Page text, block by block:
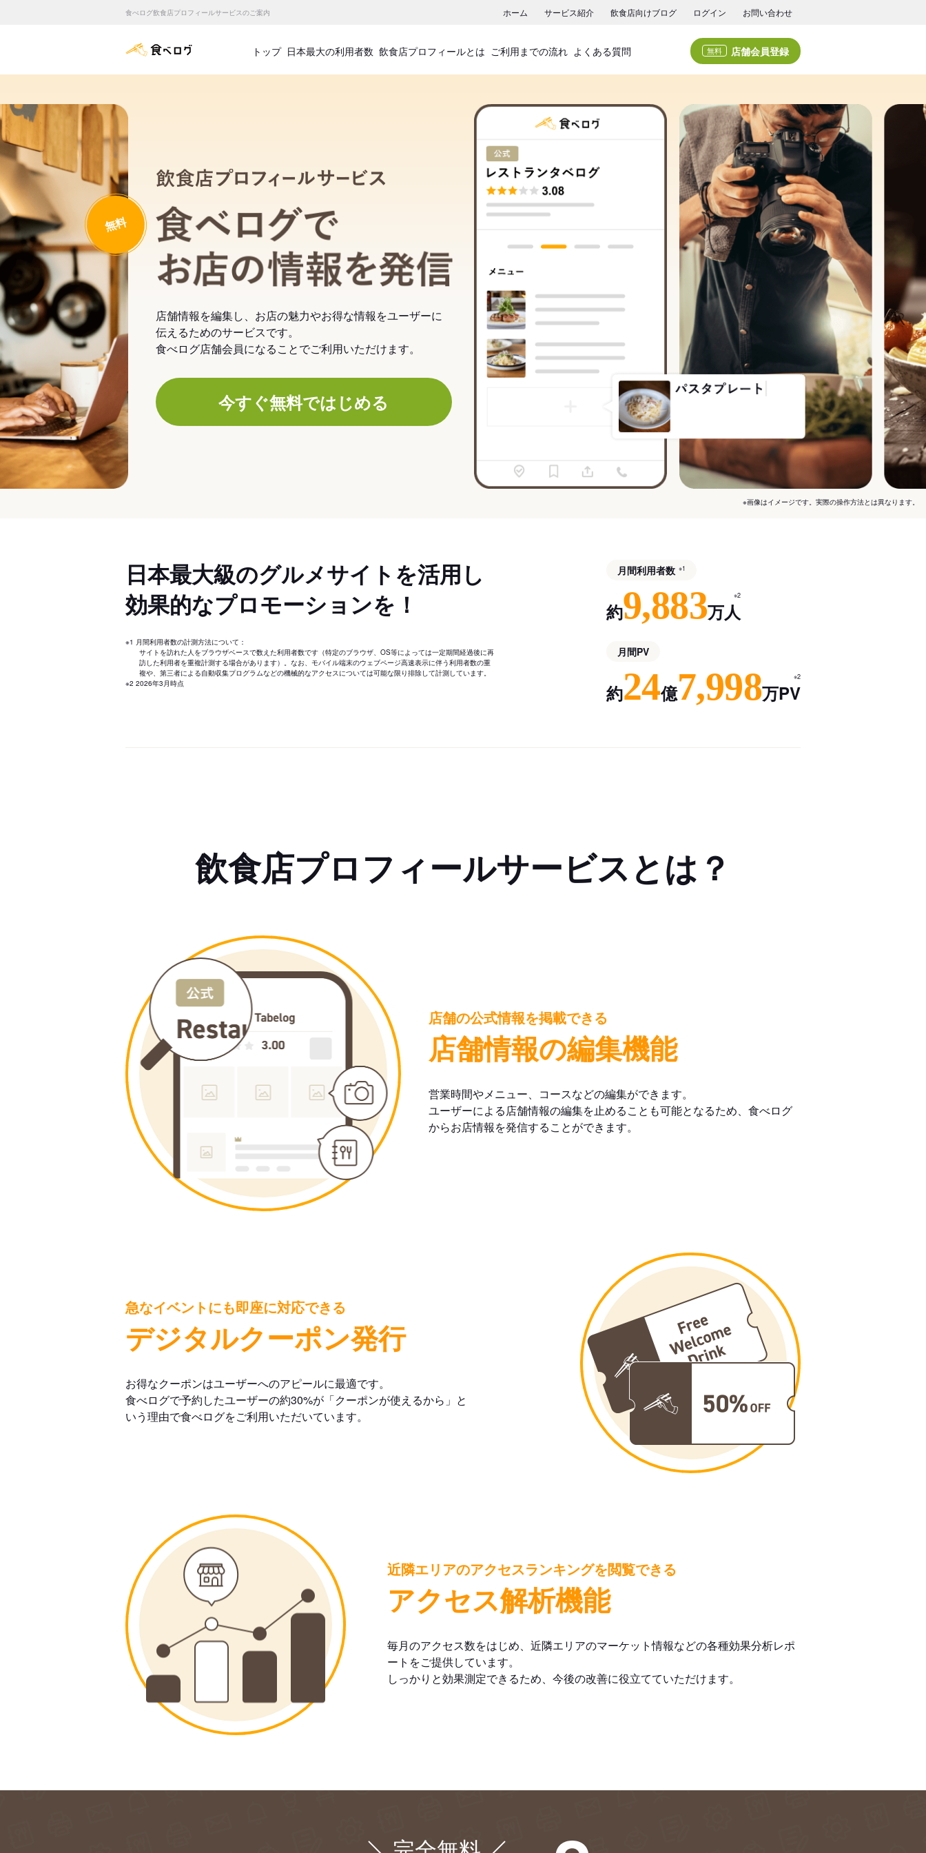
食べログ飲食店プロフィールサービスのご案内 ホーム サービス紹介 飲食店向けブログ ログイン お問い合わせ
食べログ店舗管理画面
トップ 日本最大の利用者数 飲食店プロフィールとは ご利用までの流れ よくある質問 無料 店舗会員登録
飲食店プロフィールサービス
食べログでお店の情報を発信
無料
店舗情報を編集し、お店の魅力やお得な情報をユーザーに
伝えるためのサービスです。
食べログ店舗会員になることでご利用いただけます。
今すぐ無料ではじめる
※画像はイメージです。実際の操作方法とは異なります。
日本最大級のグルメサイトを活用し
効果的なプロモーションを！
※1 月間利用者数の計測方法について：
サイトを訪れた人をブラウザベースで数えた利用者数です（特定のブラウザ、OS等によっては一定期間経過後に再
訪した利用者を重複計測する場合があります）。なお、モバイル端末のウェブページ高速表示に伴う利用者数の重
複や、第三者による自動収集プログラムなどの機械的なアクセスについては可能な限り排除して計測しています。
※2 2026年3月時点
月間利用者数 ※1
約9,883万人
※2
月間PV
約24億7,998万PV
※2
飲食店プロフィールサービスとは？
店舗の公式情報を掲載できる
店舗情報の編集機能
営業時間やメニュー、コースなどの編集ができます。
ユーザーによる店舗情報の編集を止めることも可能となるため、食べログ
からお店情報を発信することができます。
急なイベントにも即座に対応できる
デジタルクーポン発行
お得なクーポンはユーザーへのアピールに最適です。
食べログで予約したユーザーの約30%が「クーポンが使えるから」と
いう理由で食べログをご利用いただいています。
近隣エリアのアクセスランキングを閲覧できる
アクセス解析機能
毎月のアクセス数をはじめ、近隣エリアのマーケット情報などの各種効果分析レポ
ートをご提供しています。
しっかりと効果測定できるため、今後の改善に役立てていただけます。